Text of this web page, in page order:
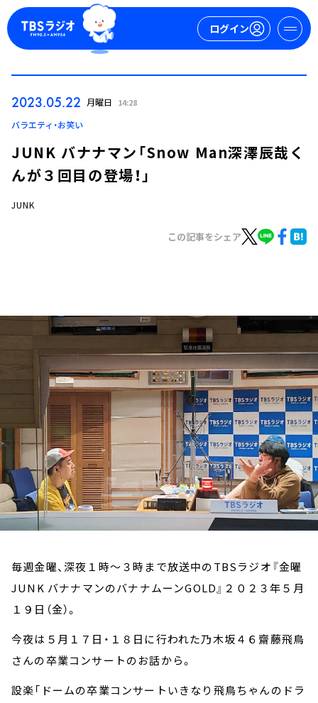
ログイン
ログイン
お知らせ
YouTube
会社情報
2023.05.22 月曜日 14:28
バラエティ・お笑い
JUNK バナナマン「Snow Man深澤辰哉く
んが３回目の登場！」
JUNK
この記事をシェア
毎週金曜、深夜１時～３時まで放送中のTBSラジオ『金曜
JUNK バナナマンのバナナムーンGOLD』２０２３年５月
１９日（金）。
今夜は５月１７日・１８日に行われた乃木坂４６齋藤飛鳥
さんの卒業コンサートのお話から。
設楽「ドームの卒業コンサートいきなり飛鳥ちゃんのドラ